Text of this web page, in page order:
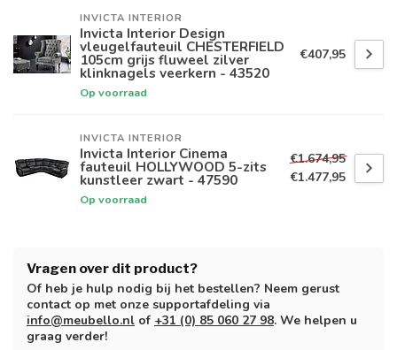
INVICTA INTERIOR
Invicta Interior Design
vleugelfauteuil CHESTERFIELD
105cm grijs fluweel zilver
klinknagels veerkern - 43520
Op voorraad
€407,95
INVICTA INTERIOR
Invicta Interior Cinema
fauteuil HOLLYWOOD 5-zits
kunstleer zwart - 47590
Op voorraad
€1.674,95
€1.477,95
Vragen over dit product?
Of heb je hulp nodig bij het bestellen? Neem gerust
contact op met onze supportafdeling via
info@meubello.nl of +31 (0) 85 060 27 98. We helpen u
graag verder!